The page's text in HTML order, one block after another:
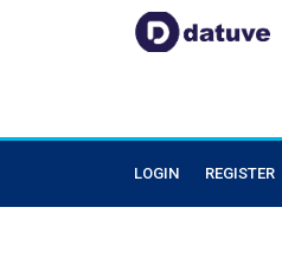
LOGIN REGISTER